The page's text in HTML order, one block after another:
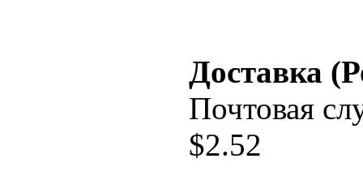
Доставка
Почтовая
$2.52